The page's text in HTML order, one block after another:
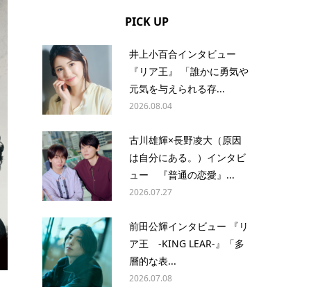
PICK UP
井上小百合インタビュー
『リア王』 「誰かに勇気や
元気を与えられる存...
2026.08.04
古川雄輝×長野凌大（原因
は自分にある。）インタビ
ュー 『普通の恋愛』...
2026.07.27
前田公輝インタビュー 『リ
ア王 -KING LEAR-』「多
層的な表...
2026.07.08